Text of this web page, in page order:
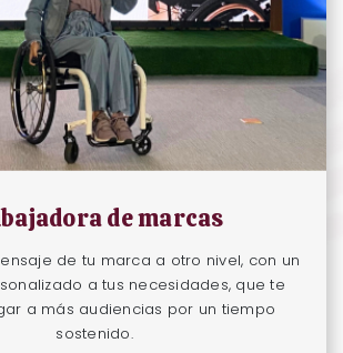
de marcas
de tu marca a otro nivel, con un
a tus necesidades, que te
a más audiencias por un tiempo
sostenido.